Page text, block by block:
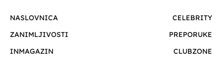
NASLOVNICA
CELEBRITY
ZANIMLJIVOSTI
PREPORUKE
INMAGAZIN
CLUBZONE